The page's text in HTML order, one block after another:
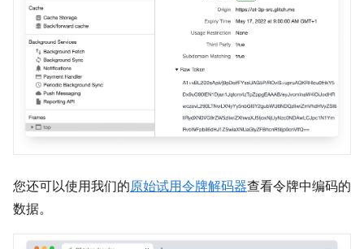
您还可以使用我们的原始试用令牌解码器查看令牌中编码的
数据。